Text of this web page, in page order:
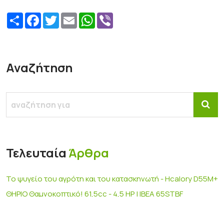
ShareFacebook
TwitterEmailWhatsApp
Αναζήτηση
Τελευταία Άρθρα
Το ψυγείο του αγρότη και του κατασκηνωτή - Hcalory D55M+
ΘΗΡΙΟ Θαμνοκοπτικό! 61,5cc - 4,5 HP | IBEA 65STBF